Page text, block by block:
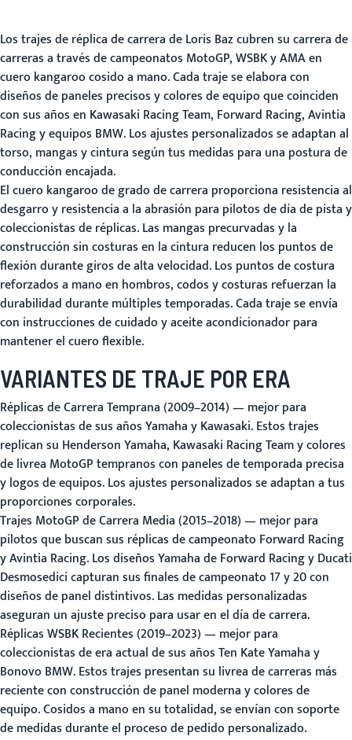
Los trajes de réplica de carrera de Loris Baz cubren su carrera de
carreras a través de campeonatos MotoGP, WSBK y AMA en
cuero kangaroo cosido a mano. Cada traje se elabora con
diseños de paneles precisos y colores de equipo que coinciden
con sus años en Kawasaki Racing Team, Forward Racing, Avintia
Racing y equipos BMW. Los ajustes personalizados se adaptan al
torso, mangas y cintura según tus medidas para una postura de
conducción encajada.
El cuero kangaroo de grado de carrera proporciona resistencia al
desgarro y resistencia a la abrasión para pilotos de día de pista y
coleccionistas de réplicas. Las mangas precurvadas y la
construcción sin costuras en la cintura reducen los puntos de
flexión durante giros de alta velocidad. Los puntos de costura
reforzados a mano en hombros, codos y costuras refuerzan la
durabilidad durante múltiples temporadas. Cada traje se envía
con instrucciones de cuidado y aceite acondicionador para
mantener el cuero flexible.
VARIANTES DE TRAJE POR ERA
Réplicas de Carrera Temprana (2009–2014)— mejor para
coleccionistas de sus años Yamaha y Kawasaki. Estos trajes
replican su Henderson Yamaha, Kawasaki Racing Team y colores
de livrea MotoGP tempranos con paneles de temporada precisa
y logos de equipos. Los ajustes personalizados se adaptan a tus
proporciones corporales.
Trajes MotoGP de Carrera Media (2015–2018)— mejor para
pilotos que buscan sus réplicas de campeonato Forward Racing
y Avintia Racing. Los diseños Yamaha de Forward Racing y Ducati
Desmosedici capturan sus finales de campeonato 17 y 20 con
diseños de panel distintivos. Las medidas personalizadas
aseguran un ajuste preciso para usar en el día de carrera.
Réplicas WSBK Recientes (2019–2023)— mejor para
coleccionistas de era actual de sus años Ten Kate Yamaha y
Bonovo BMW. Estos trajes presentan su livrea de carreras más
reciente con construcción de panel moderna y colores de
equipo. Cosidos a mano en su totalidad, se envían con soporte
de medidas durante el proceso de pedido personalizado.